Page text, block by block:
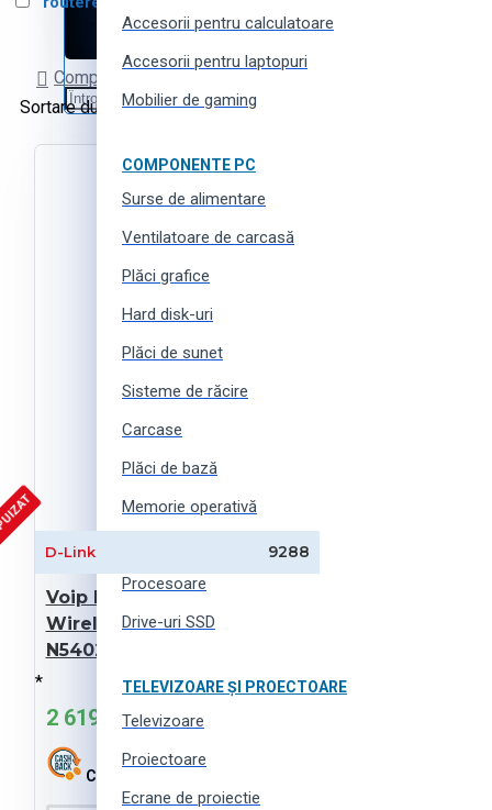
Haine, încălțăminte și accesorii
Accesorii pentru calculatoare
Accesorii pentru laptopuri
Mobilier de gaming
COMPONENTE PC
Surse de alimentare
Ventilatoare de carcasă
Plăci grafice
Hard disk-uri
Plăci de sunet
Sisteme de răcire
Carcase
Plăci de bază
Memorie operativă
Procesoare
Drive-uri SSD
TELEVIZOARE ȘI PROECTOARE
Televizoare
Proiectoare
Ecrane de proiectie
Comparare produse
Sortare după:
D-Link 9288
Voip Router D-Link
Wireless N, DVG-
N5402GF/A1A
*
2 619 MDL
Cashback: